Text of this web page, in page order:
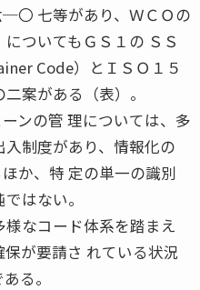
〇 七等があり、ＷＣＯの
ついてもＧＳ１の ＳＳ
Code）とＩＳＯ１５
案がある（表）。
ンの管 理については、多
制度があり、情報化の
か、特 定の単一の識別
はない。
なコード体系を踏まえ
が要請さ れている状況
る。